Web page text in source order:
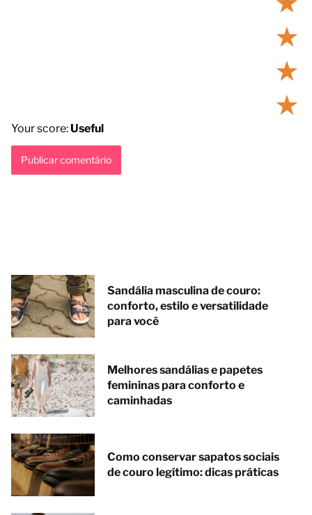
★
★
★
Your score: Useful
Sandália masculina de couro:
conforto, estilo e versatilidade
para você
Melhores sandálias e papetes
femininas para conforto e
caminhadas
Como conservar sapatos sociais
de couro legítimo: dicas práticas